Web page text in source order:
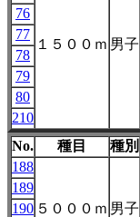
１５００ｍ 男子
76
77
78
79
80
210
No.
種目 種別
188
５０００ｍ 男子
189
190